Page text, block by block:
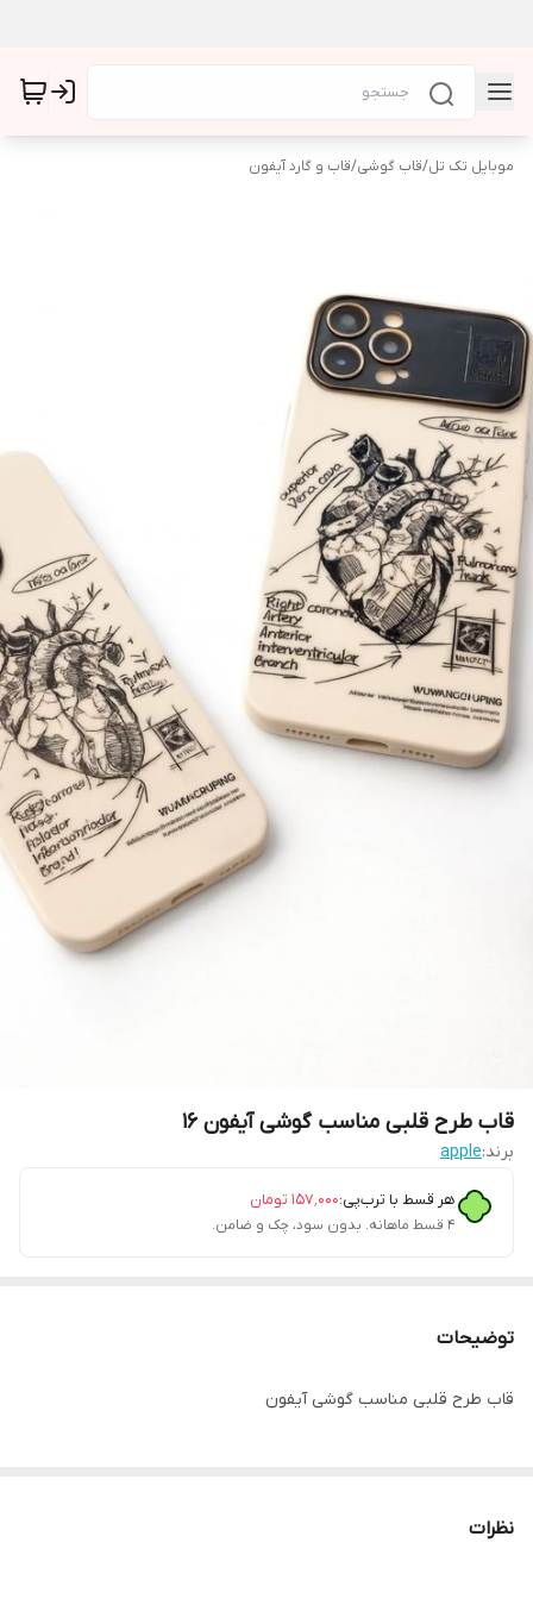
موبایل تک تل/قاب گوشی/قاب و گارد آیفون
قاب طرح قلبی مناسب گوشی آیفون 16
برند:apple
هر قسط با ترب‌پی:۱۵۷٬۰۰۰ تومان
۴ قسط ماهانه. بدون سود، چک و ضامن.
توضیحات
قاب طرح قلبی مناسب گوشی آیفون
نظرات